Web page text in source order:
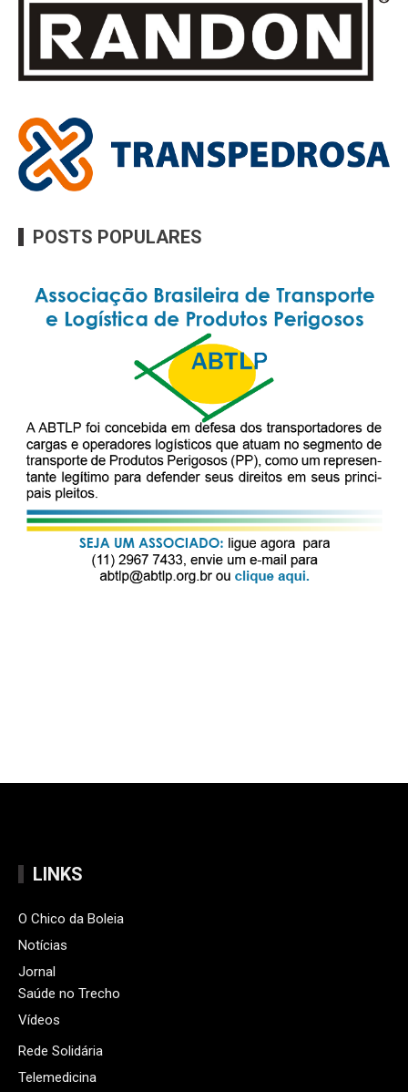
POSTS POPULARES
LINKS
O Chico da Boleia
Notícias
Jornal
Saúde no Trecho
Vídeos
Rede Solidária
Telemedicina